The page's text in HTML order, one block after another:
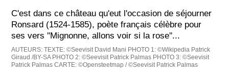
C'est dans ce château qu'eut l'occasion de séjourner
Ronsard (1524-1585), poète français célèbre pour
ses vers ''Mignonne, allons voir si la rose''...
AUTEURS:TEXTE: ©Seevisit David Mani PHOTO 1: ©Wikipedia Patrick
Giraud /BY-SA PHOTO 2: ©Seevisit Patrick Palmas PHOTO 3: ©Seevisit
Patrick Palmas CARTE: ©Opensteetmap / ©Seevisit Patrick Palmas